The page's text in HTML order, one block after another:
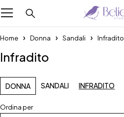
Home Donna Sandali Infradito
Infradito
Ordina per
DONNA SANDALI INFRADITO